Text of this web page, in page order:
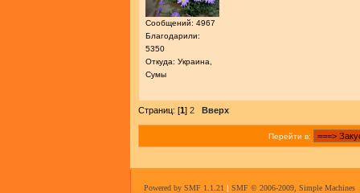
Сообщений: 4967
Благодарили:
5350
Откуда: Украина,
Сумы
Страниц: [1] 2 Вверх
Перейти в:
Powered by SMF 1.1.21 | SMF © 2006-2009, Simple Machines